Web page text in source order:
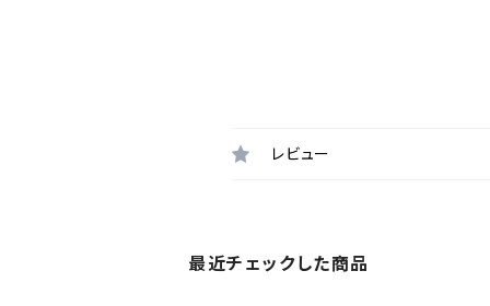
レビュー
最近チェックした商品